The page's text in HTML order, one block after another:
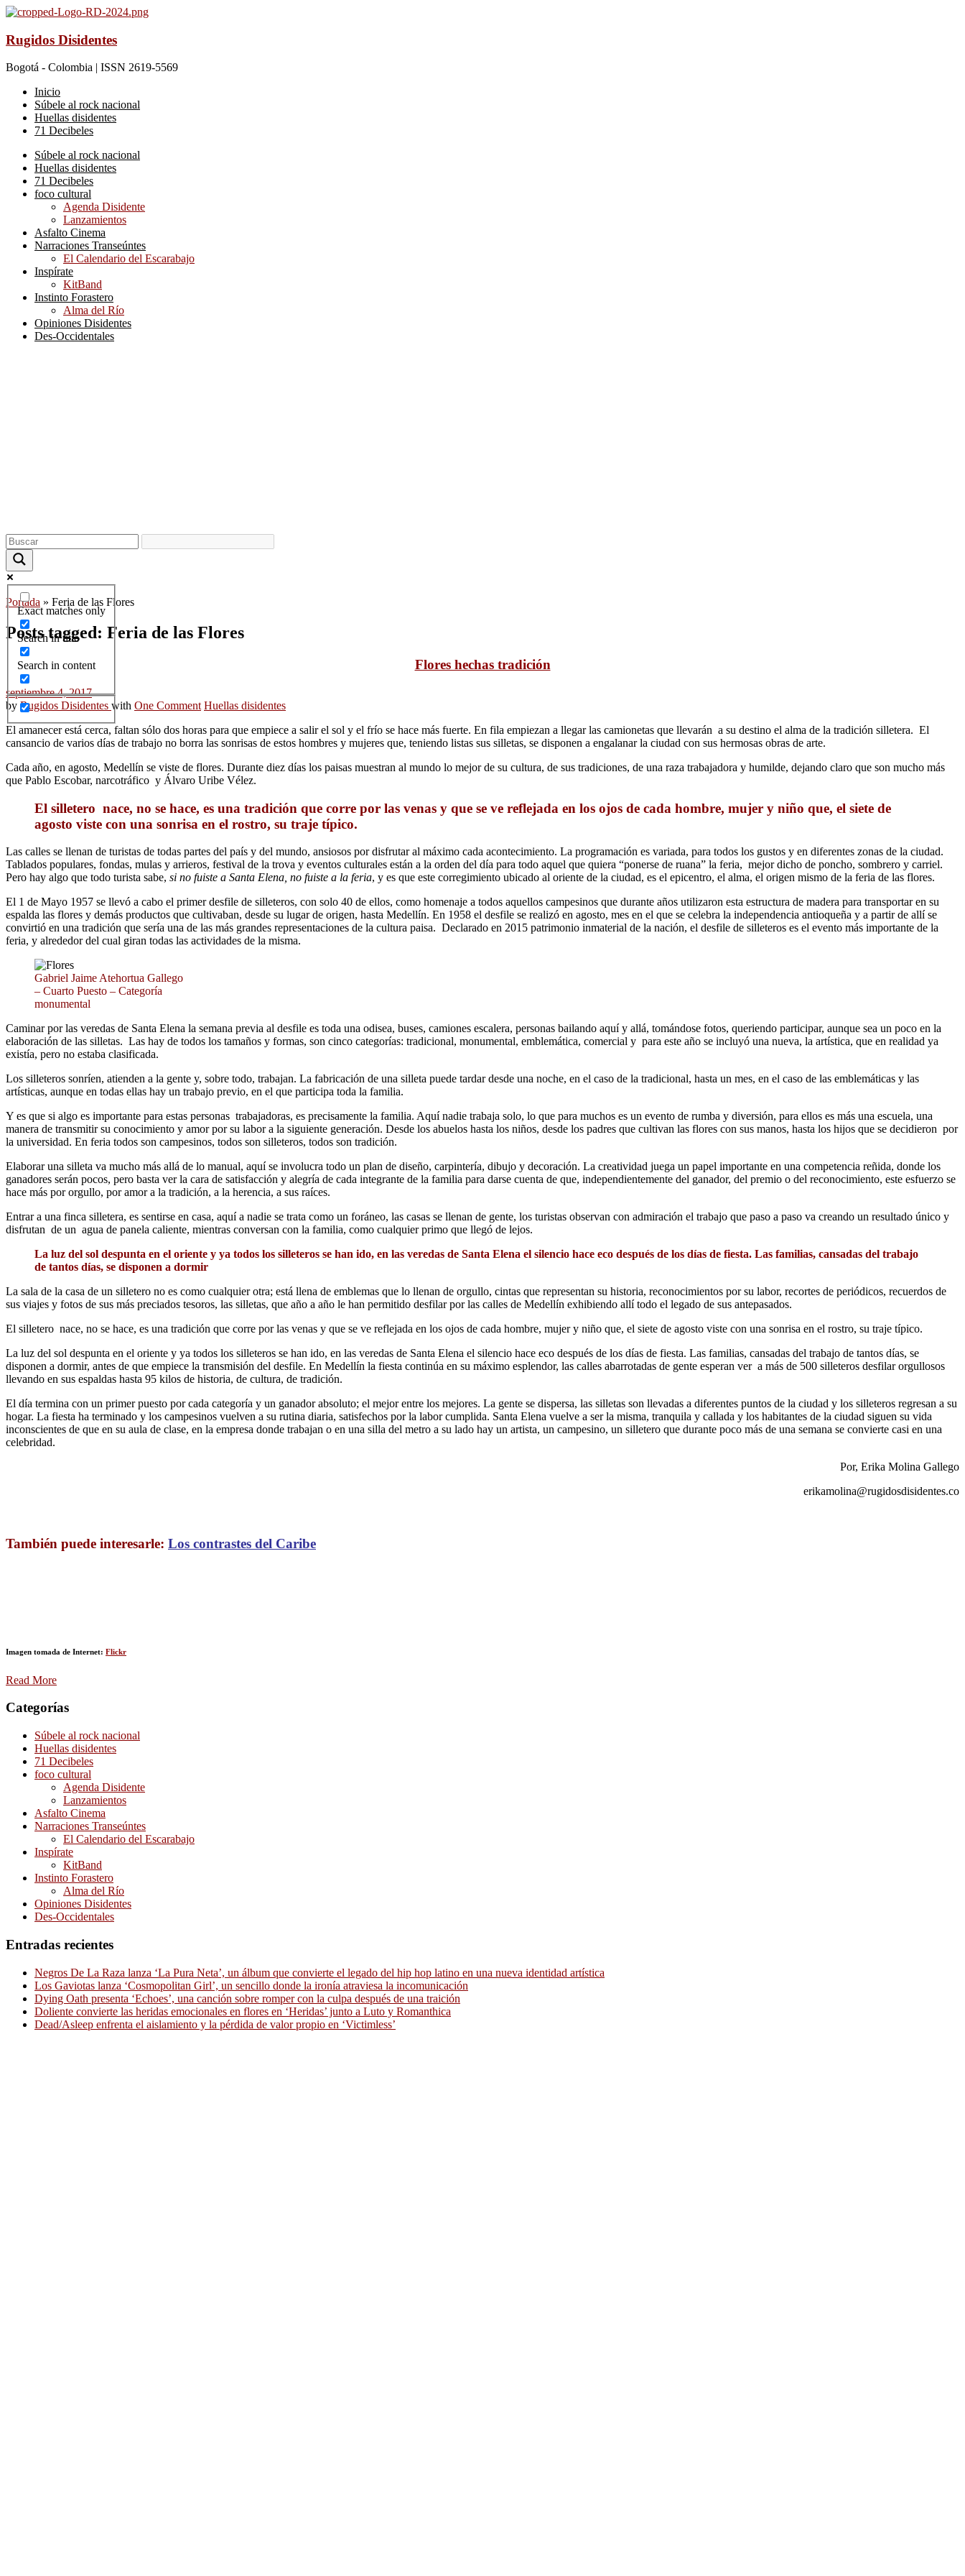
Rugidos Disidentes
Bogotá - Colombia | ISSN 2619-5569
Inicio
Súbele al rock nacional
Huellas disidentes
71 Decibeles
Súbele al rock nacional
Huellas disidentes
71 Decibeles
foco cultural
Agenda Disidente
Lanzamientos
Asfalto Cinema
Narraciones Transeúntes
El Calendario del Escarabajo
Inspírate
KitBand
Instinto Forastero
Alma del Río
Opiniones Disidentes
Des-Occidentales
Exact matches only
Search in title
Search in content
Portada » Feria de las Flores
Posts tagged: Feria de las Flores
Flores hechas tradición
septiembre 4, 2017
by Rugidos Disidentes with One Comment Huellas disidentes
El amanecer está cerca, faltan sólo dos horas para que empiece a salir el sol y el frío se hace más fuerte. En fila empiezan a llegar las camionetas que llevarán a su destino el alma de la tradición silletera. El
cansancio de varios días de trabajo no borra las sonrisas de estos hombres y mujeres que, teniendo listas sus silletas, se disponen a engalanar la ciudad con sus hermosas obras de arte.
Cada año, en agosto, Medellín se viste de flores. Durante diez días los paisas muestran al mundo lo mejor de su cultura, de sus tradiciones, de una raza trabajadora y humilde, dejando claro que son mucho más
que Pablo Escobar, narcotráfico y Álvaro Uribe Vélez.
El silletero nace, no se hace, es una tradición que corre por las venas y que se ve reflejada en los ojos de cada hombre, mujer y niño que, el siete de
agosto viste con una sonrisa en el rostro, su traje típico.
Las calles se llenan de turistas de todas partes del país y del mundo, ansiosos por disfrutar al máximo cada acontecimiento. La programación es variada, para todos los gustos y en diferentes zonas de la ciudad.
Tablados populares, fondas, mulas y arrieros, festival de la trova y eventos culturales están a la orden del día para todo aquel que quiera “ponerse de ruana” la feria, mejor dicho de poncho, sombrero y carriel.
Pero hay algo que todo turista sabe, si no fuiste a Santa Elena, no fuiste a la feria, y es que este corregimiento ubicado al oriente de la ciudad, es el epicentro, el alma, el origen mismo de la feria de las flores.
El 1 de Mayo 1957 se llevó a cabo el primer desfile de silleteros, con solo 40 de ellos, como homenaje a todos aquellos campesinos que durante años utilizaron esta estructura de madera para transportar en su
espalda las flores y demás productos que cultivaban, desde su lugar de origen, hasta Medellín. En 1958 el desfile se realizó en agosto, mes en el que se celebra la independencia antioqueña y a partir de allí se
convirtió en una tradición que sería una de las más grandes representaciones de la cultura paisa. Declarado en 2015 patrimonio inmaterial de la nación, el desfile de silleteros es el evento más importante de la
feria, y alrededor del cual giran todas las actividades de la misma.
Gabriel Jaime Atehortua Gallego
– Cuarto Puesto – Categoría
monumental
Caminar por las veredas de Santa Elena la semana previa al desfile es toda una odisea, buses, camiones escalera, personas bailando aquí y allá, tomándose fotos, queriendo participar, aunque sea un poco en la
elaboración de las silletas. Las hay de todos los tamaños y formas, son cinco categorías: tradicional, monumental, emblemática, comercial y para este año se incluyó una nueva, la artística, que en realidad ya
existía, pero no estaba clasificada.
Los silleteros sonríen, atienden a la gente y, sobre todo, trabajan. La fabricación de una silleta puede tardar desde una noche, en el caso de la tradicional, hasta un mes, en el caso de las emblemáticas y las
artísticas, aunque en todas ellas hay un trabajo previo, en el que participa toda la familia.
Y es que si algo es importante para estas personas trabajadoras, es precisamente la familia. Aquí nadie trabaja solo, lo que para muchos es un evento de rumba y diversión, para ellos es más una escuela, una
manera de transmitir su conocimiento y amor por su labor a la siguiente generación. Desde los abuelos hasta los niños, desde los padres que cultivan las flores con sus manos, hasta los hijos que se decidieron por
la universidad. En feria todos son campesinos, todos son silleteros, todos son tradición.
Elaborar una silleta va mucho más allá de lo manual, aquí se involucra todo un plan de diseño, carpintería, dibujo y decoración. La creatividad juega un papel importante en una competencia reñida, donde los
ganadores serán pocos, pero basta ver la cara de satisfacción y alegría de cada integrante de la familia para darse cuenta de que, independientemente del ganador, del premio o del reconocimiento, este esfuerzo se
hace más por orgullo, por amor a la tradición, a la herencia, a sus raíces.
Entrar a una finca silletera, es sentirse en casa, aquí a nadie se trata como un foráneo, las casas se llenan de gente, los turistas observan con admiración el trabajo que paso a paso va creando un resultado único y
disfrutan de un agua de panela caliente, mientras conversan con la familia, como cualquier primo que llegó de lejos.
La luz del sol despunta en el oriente y ya todos los silleteros se han ido, en las veredas de Santa Elena el silencio hace eco después de los días de fiesta. Las familias, cansadas del trabajo
de tantos días, se disponen a dormir
La sala de la casa de un silletero no es como cualquier otra; está llena de emblemas que lo llenan de orgullo, cintas que representan su historia, reconocimientos por su labor, recortes de periódicos, recuerdos de
sus viajes y fotos de sus más preciados tesoros, las silletas, que año a año le han permitido desfilar por las calles de Medellín exhibiendo allí todo el legado de sus antepasados.
El silletero nace, no se hace, es una tradición que corre por las venas y que se ve reflejada en los ojos de cada hombre, mujer y niño que, el siete de agosto viste con una sonrisa en el rostro, su traje típico.
La luz del sol despunta en el oriente y ya todos los silleteros se han ido, en las veredas de Santa Elena el silencio hace eco después de los días de fiesta. Las familias, cansadas del trabajo de tantos días, se
disponen a dormir, antes de que empiece la transmisión del desfile. En Medellín la fiesta continúa en su máximo esplendor, las calles abarrotadas de gente esperan ver a más de 500 silleteros desfilar orgullosos
llevando en sus espaldas hasta 95 kilos de historia, de cultura, de tradición.
El día termina con un primer puesto por cada categoría y un ganador absoluto; el mejor entre los mejores. La gente se dispersa, las silletas son llevadas a diferentes puntos de la ciudad y los silleteros regresan a su
hogar. La fiesta ha terminado y los campesinos vuelven a su rutina diaria, satisfechos por la labor cumplida. Santa Elena vuelve a ser la misma, tranquila y callada y los habitantes de la ciudad siguen su vida
inconscientes de que en su aula de clase, en la empresa donde trabajan o en una silla del metro a su lado hay un artista, un campesino, un silletero que durante poco más de una semana se convierte casi en una
celebridad.
Por, Erika Molina Gallego
erikamolina@rugidosdisidentes.co
También puede interesarle: Los contrastes del Caribe
Imagen tomada de Internet: Flickr
Read More
Categorías
Súbele al rock nacional
Huellas disidentes
71 Decibeles
foco cultural
Agenda Disidente
Lanzamientos
Asfalto Cinema
Narraciones Transeúntes
El Calendario del Escarabajo
Inspírate
KitBand
Instinto Forastero
Alma del Río
Opiniones Disidentes
Des-Occidentales
Entradas recientes
Negros De La Raza lanza ‘La Pura Neta’, un álbum que convierte el legado del hip hop latino en una nueva identidad artística
Los Gaviotas lanza ‘Cosmopolitan Girl’, un sencillo donde la ironía atraviesa la incomunicación
Dying Oath presenta ‘Echoes’, una canción sobre romper con la culpa después de una traición
Doliente convierte las heridas emocionales en flores en ‘Heridas’ junto a Luto y Romanthica
Dead/Asleep enfrenta el aislamiento y la pérdida de valor propio en ‘Victimless’